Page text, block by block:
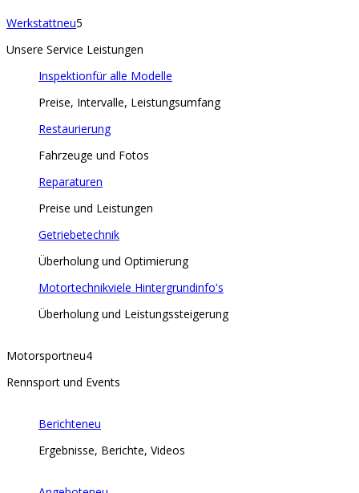
Werkstattneu5
Unsere Service Leistungen
Inspektionfür alle Modelle
Preise, Intervalle, Leistungsumfang
Restaurierung
Fahrzeuge und Fotos
Reparaturen
Preise und Leistungen
Getriebetechnik
Überholung und Optimierung
Motortechnikviele Hintergrundinfo's
Überholung und Leistungssteigerung
Motorsportneu4
Rennsport und Events
Berichteneu
Ergebnisse, Berichte, Videos